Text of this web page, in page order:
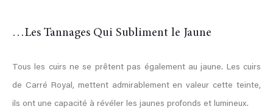
…Les Tannages Qui Subliment le Jaune
Tous les cuirs ne se prêtent pas également au jaune. Les cuirs
de Carré Royal, mettent admirablement en valeur cette teinte,
ils ont une capacité à révéler les jaunes profonds et lumineux.